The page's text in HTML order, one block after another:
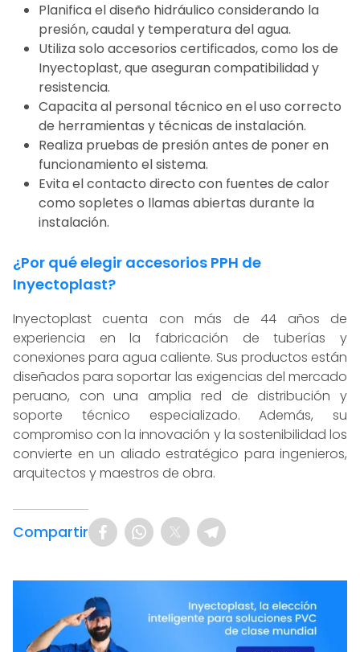
Planifica el diseño hidráulico considerando la
presión, caudal y temperatura del agua.
Utiliza solo accesorios certificados, como los de
Inyectoplast, que aseguran compatibilidad y
resistencia.
Capacita al personal técnico en el uso correcto
de herramientas y técnicas de instalación.
Realiza pruebas de presión antes de poner en
funcionamiento el sistema.
Evita el contacto directo con fuentes de calor
como sopletes o llamas abiertas durante la
instalación.
¿Por qué elegir accesorios PPH de
Inyectoplast?
Inyectoplast cuenta con más de 44 años de
experiencia en la fabricación de tuberías y
conexiones para agua caliente. Sus productos están
diseñados para soportar las exigencias del mercado
peruano, con una amplia red de distribución y
soporte técnico especializado. Además, su
compromiso con la innovación y la sostenibilidad los
convierte en un aliado estratégico para ingenieros,
arquitectos y maestros de obra.
Compartir